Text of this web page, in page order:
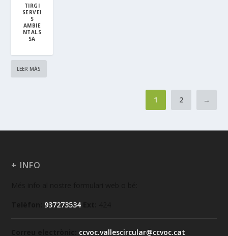
TIRGI
SERVEI
S
AMBIE
NTALS
SA
LEER MÁS
1 2 →
+ INFO
937273534
ccvoc.vallescircular@ccvoc.cat